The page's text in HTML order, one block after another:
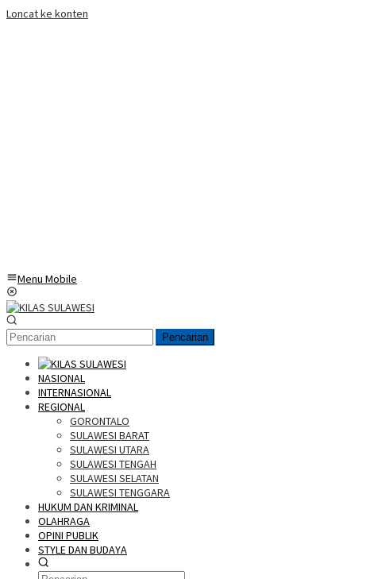
Loncat ke konten
Menu Mobile
Pencarian
NASIONAL
INTERNASIONAL
REGIONAL
GORONTALO
SULAWESI BARAT
SULAWESI UTARA
SULAWESI TENGAH
SULAWESI SELATAN
SULAWESI TENGGARA
HUKUM DAN KRIMINAL
OLAHRAGA
OPINI PUBLIK
STYLE DAN BUDAYA